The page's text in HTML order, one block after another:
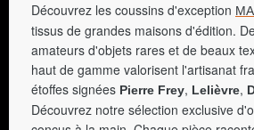
Découvrez les coussins d'exception
tissus de grandes maisons d'édition.
amateurs d'objets rares et de beaux
haut de gamme valorisent l'artisanat
étoffes signées Pierre Frey, Lelièvre,
Découvrez notre sélection exclusive